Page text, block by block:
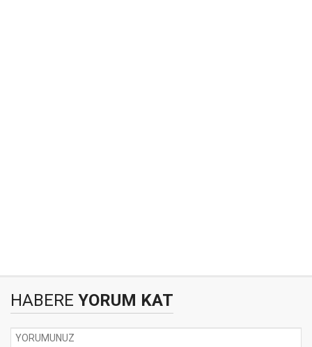
HABERE YORUM KAT